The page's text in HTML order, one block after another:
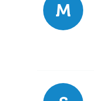
M